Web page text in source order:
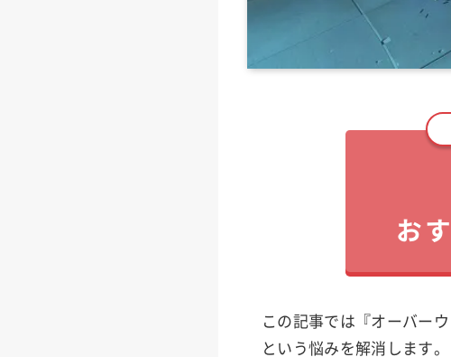
お
この記事では『オーバー
という悩みを解消します。